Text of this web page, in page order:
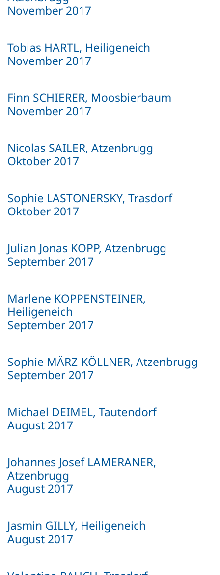
November 2017
Tobias HARTL, Heiligeneich
November 2017
Finn SCHIERER, Moosbierbaum
November 2017
Nicolas SAILER, Atzenbrugg
Oktober 2017
Sophie LASTONERSKY, Trasdorf
Oktober 2017
Julian Jonas KOPP, Atzenbrugg
September 2017
Marlene KOPPENSTEINER,
Heiligeneich
September 2017
Sophie MÄRZ-KÖLLNER, Atzenbrugg
September 2017
Michael DEIMEL, Tautendorf
August 2017
Johannes Josef LAMERANER,
Atzenbrugg
August 2017
Jasmin GILLY, Heiligeneich
August 2017